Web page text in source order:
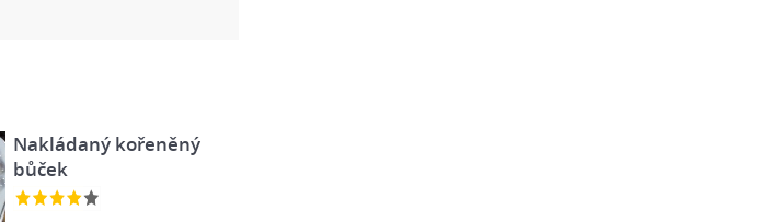
Nakládaný kořeněný
bůček